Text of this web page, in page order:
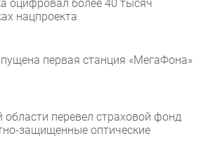
оцифровал более 40 тысяч
нацпроекта
первая станция «МегаФона»
перевел страховой фонд
защищенные оптические